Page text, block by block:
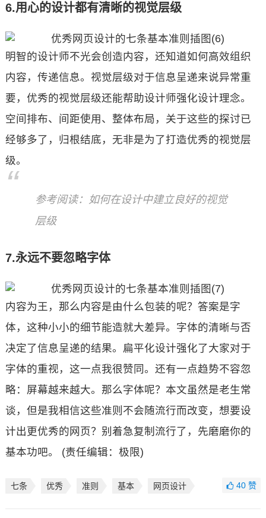
6.用心的设计都有清晰的视觉层级
明智的设计师不光会创造内容，还知道如何高效组织
内容，传递信息。视觉层级对于信息呈递来说异常重
要，优秀的视觉层级还能帮助设计师强化设计理念。
空间排布、间距使用、整体布局，关于这些的探讨已
经够多了，归根结底，无非是为了打造优秀的视觉层
级。
参考阅读：如何在设计中建立良好的视觉
层级
7.永远不要忽略字体
内容为王，那么内容是由什么包装的呢？答案是字
体，这种小小的细节能造就大差异。字体的清晰与否
决定了信息呈递的结果。扁平化设计强化了大家对于
字体的重视，这一点我很赞同。还有一点趋势不容忽
略：屏幕越来越大。那么字体呢？本文虽然是老生常
谈，但是我相信这些准则不会随流行而改变，想要设
计出更优秀的网页？别着急复制流行了，先磨磨你的
基本功吧。 (责任编辑：极限)
七条 优秀 准则 基本 网页设计 40赞